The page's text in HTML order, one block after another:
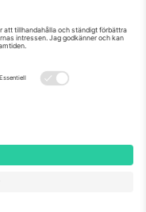
se specifik
namn